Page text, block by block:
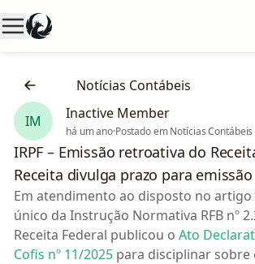
🗞️Notícias Contábeis
IM
Inactive Member
há um ano·Postado em Notícias Contábeis
IRPF – Emissão retroativa do
Receita divulga prazo para emissão
Em atendimento ao disposto no artigo
único da Instrução Normativa RFB nº
Receita Federal publicou o Ato
Cofis nº 11/2025 para disciplinar sobre